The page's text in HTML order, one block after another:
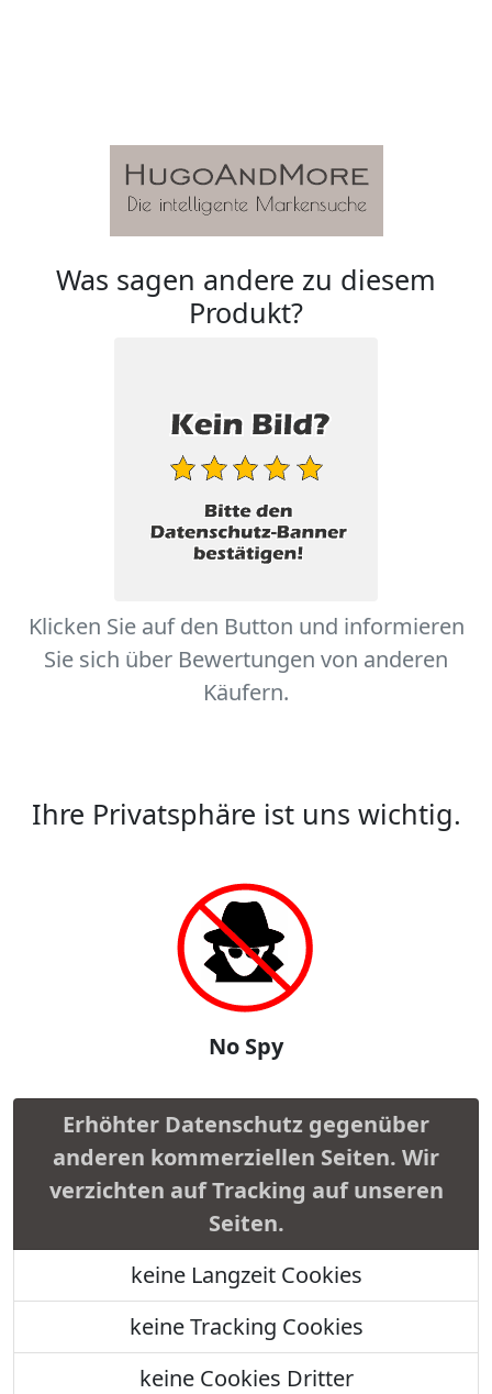
Was sagen andere zu diesem
Produkt?
Klicken Sie auf den Button und informieren
Sie sich über Bewertungen von anderen
Käufern.
Ihre Privatsphäre ist uns wichtig.
No Spy
Erhöhter Datenschutz gegenüber
anderen kommerziellen Seiten. Wir
verzichten auf Tracking auf unseren
Seiten.
keine Langzeit Cookies
keine Tracking Cookies
keine Cookies Dritter